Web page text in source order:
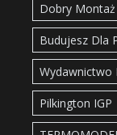
Dobry Montaż
Budujesz Dla
Wydawnictwo
Pilkington IGP